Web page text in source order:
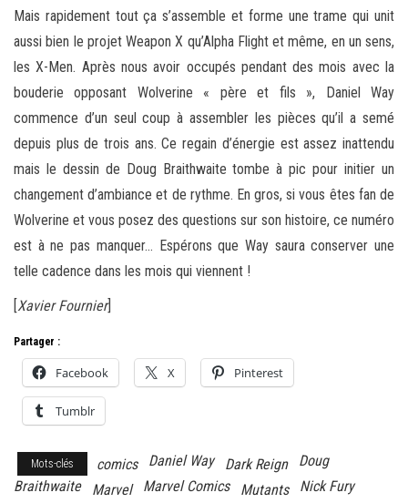
Mais rapidement tout ça s’assemble et forme une trame qui unit
aussi bien le projet Weapon X qu’Alpha Flight et même, en un sens,
les X-Men. Après nous avoir occupés pendant des mois avec la
bouderie opposant Wolverine « père et fils », Daniel Way
commence d’un seul coup à assembler les pièces qu’il a semé
depuis plus de trois ans. Ce regain d’énergie est assez inattendu
mais le dessin de Doug Braithwaite tombe à pic pour initier un
changement d’ambiance et de rythme. En gros, si vous êtes fan de
Wolverine et vous posez des questions sur son histoire, ce numéro
est à ne pas manquer… Espérons que Way saura conserver une
telle cadence dans les mois qui viennent !
[Xavier Fournier]
Partager :
Facebook X Pinterest
Tumblr
Mots-clés comics Daniel Way Dark Reign
Doug
Braithwaite
Marvel Marvel Comics Mutants
Nick Fury